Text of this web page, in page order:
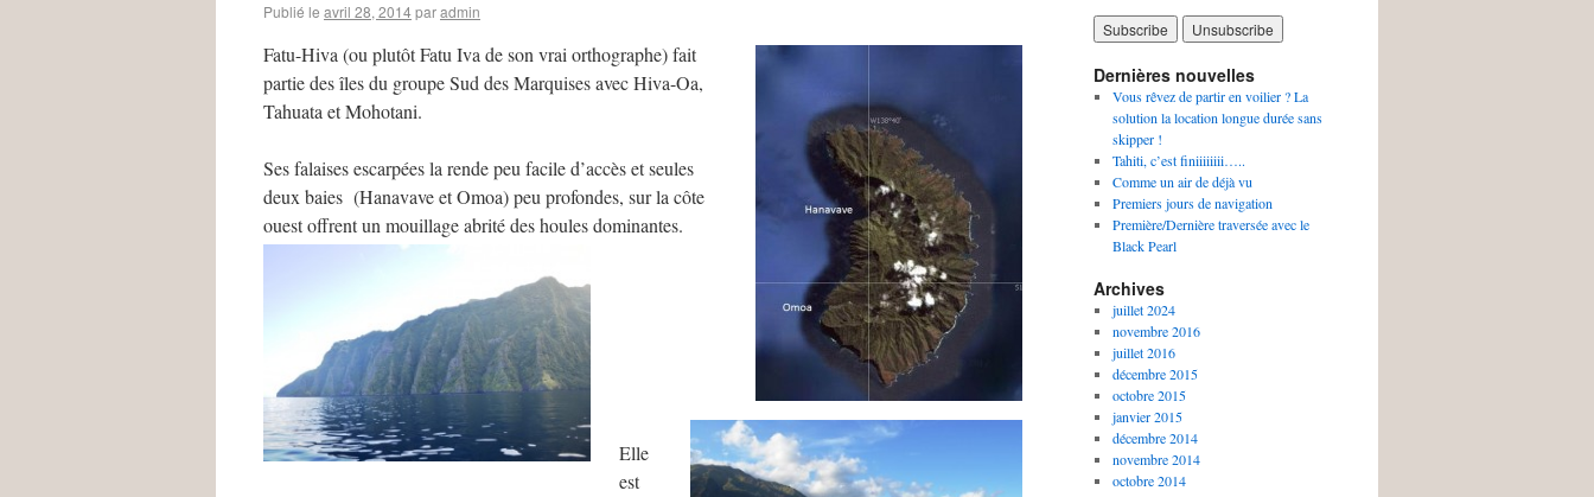
Publié le avril 28, 2014paradmin
Fatu-Hiva (ou plutôt Fatu Iva de son vrai orthographe) fait
partie des îles du groupe Sud des Marquises avec Hiva-Oa,
Tahuata et Mohotani.
Ses falaises escarpées la rende peu facile d’accès et seules
deux baies (Hanavave et Omoa) peu profondes, sur la côte
ouest offrent un mouillage abrité des houles dominantes.
Elle
est
Dernières nouvelles
Vous rêvez de partir en voilier ? La
solution la location longue durée sans
skipper !
Tahiti, c’est finiiiiiiii…..
Comme un air de déjà vu
Premiers jours de navigation
Première/Dernière traversée avec le
Black Pearl
Archives
juillet 2024
novembre 2016
juillet 2016
décembre 2015
octobre 2015
janvier 2015
décembre 2014
novembre 2014
octobre 2014